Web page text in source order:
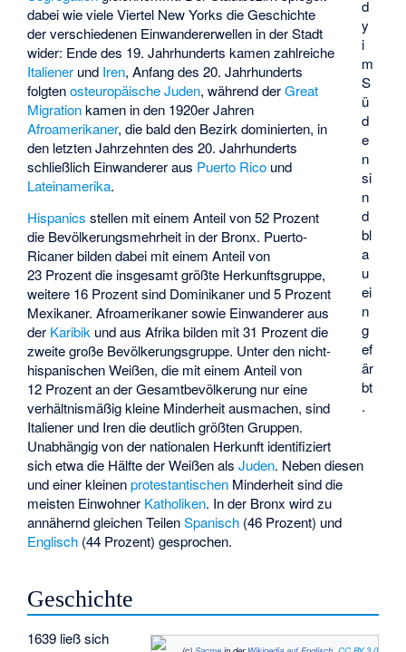
d
y
i
m
S
ü
d
e
n
si
n
d
bl
a
u
ei
n
g
ef
är
bt
.
dabei wie viele Viertel New Yorks die Geschichte
der verschiedenen Einwandererwellen in der Stadt
wider: Ende des 19. Jahrhunderts kamen zahlreiche
Italiener und Iren, Anfang des 20. Jahrhunderts
folgtenosteuropäische Juden, während derGreat
Migrationkamen in den 1920er Jahren
Afroamerikaner, die bald den Bezirk dominierten, in
den letzten Jahrzehnten des 20. Jahrhunderts
schließlich Einwanderer aus Puerto Rico und
Lateinamerika.
Hispanics stellen mit einem Anteil von 52 Prozent
die Bevölkerungsmehrheit in der Bronx. Puerto-
Ricaner bilden dabei mit einem Anteil von
23 Prozent die insgesamt größte Herkunftsgruppe,
weitere 16 Prozent sind Dominikaner und 5 Prozent
Mexikaner. Afroamerikaner sowie Einwanderer aus
der Karibik und aus Afrika bilden mit 31 Prozent die
zweite große Bevölkerungsgruppe. Unter den nicht-
hispanischen Weißen, die mit einem Anteil von
12 Prozent an der Gesamtbevölkerung nur eine
verhältnismäßig kleine Minderheit ausmachen, sind
Italiener und Iren die deutlich größten Gruppen.
Unabhängig von der nationalen Herkunft identifiziert
sich etwa die Hälfte der Weißen alsJuden. Neben diesen
und einer kleinenprotestantischen Minderheit sind die
meisten Einwohner Katholiken. In der Bronx wird zu
annähernd gleichen TeilenSpanisch (46 Prozent) und
Englisch (44 Prozent) gesprochen.
Geschichte
1639 ließ sich